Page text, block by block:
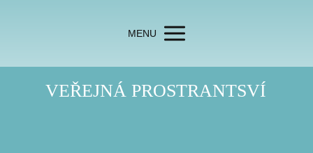
MENU
VEŘEJNÁ PROSTRANTSVÍ